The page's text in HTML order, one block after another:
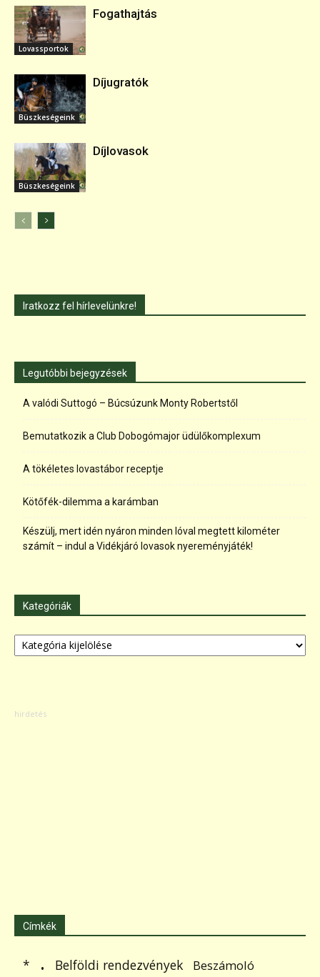
Lovassportok
Fogathajtás
Büszkeségeink
Díjugratók
Büszkeségeink
Díjlovasok
Iratkozz fel hírlevelünkre!
Legutóbbi bejegyzések
A valódi Suttogó – Búcsúzunk Monty Robertstől
Bemutatkozik a Club Dobogómajor üdülőkomplexum
A tökéletes lovastábor receptje
Kötőfék-dilemma a karámban
Készülj, mert idén nyáron minden lóval megtett kilométer
számít – indul a Vidékjáró lovasok nyereményjáték!
Kategóriák
Kategóriák
Címkék
* . Belföldi rendezvények Beszámoló